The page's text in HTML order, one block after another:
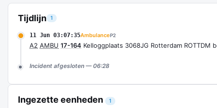
Tijdlijn 1
11 Jun 03:07:35AmbulanceP2
A2 AMBU 17-164 Kelloggplaats 3068JG Rotterdam ROTTDM
Incident afgesloten — 06:28
Ingezette eenheden 1